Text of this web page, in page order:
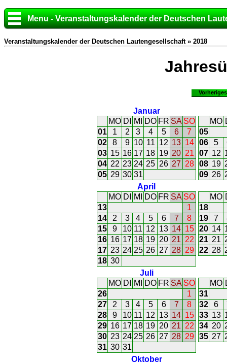
Menu - Veranstaltungskalender der Deutschen
Veranstaltungskalender der Deutschen Lautengesellschaft » 2018
Januar
MO DI MI DO FR SA SO
01
1 2 3 4 5 6
7
02
8 9 10 11 12 13 14
03 15 16 17 18 19 20 21
04 22 23 24 25 26 27 28
05 29 30 31
MO
05
06
5
07 12
08 19
09 26
April
MO DI MI DO FR SA SO
13
1
14
2 3 4 5 6 7
8
15
9 10 11 12 13 14 15
16 16 17 18 19 20 21 22
17 23 24 25 26 27 28 29
18 30
MO
18
19
7
20 14
21 21
22 28
Juli
MO DI MI DO FR SA SO
26
1
27
2 3 4 5 6 7
8
28
9 10 11 12 13 14 15
29 16 17 18 19 20 21 22
30 23 24 25 26 27 28 29
31 30 31
MO
31
32
6
33 13
34 20
35 27
Oktober